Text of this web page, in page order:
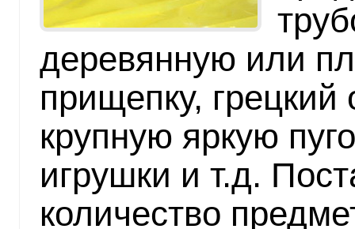
деревянную или
прищепку,
крупную яркую
игрушки и т.д.
количество